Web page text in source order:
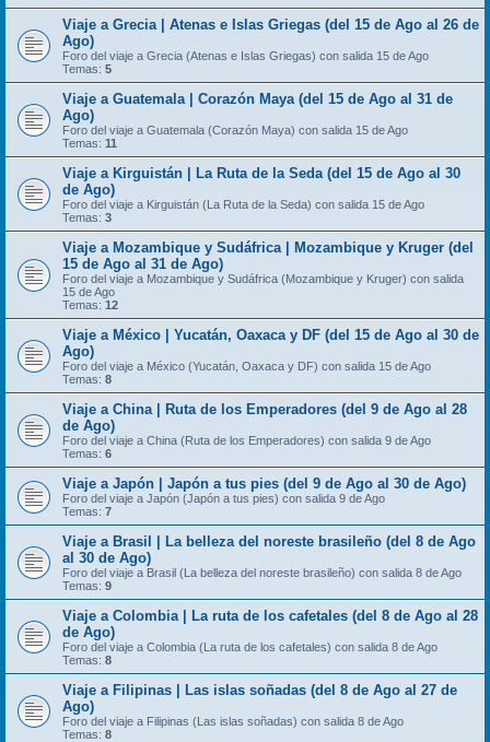
Viaje a Grecia | Atenas e Islas Griegas (del 15 de Ago al 26 de
Ago)
Foro del viaje a Grecia (Atenas e Islas Griegas) con salida 15 de Ago
Temas: 5
Viaje a Guatemala | Corazón Maya (del 15 de Ago al 31 de
Ago)
Foro del viaje a Guatemala (Corazón Maya) con salida 15 de Ago
Temas: 11
Viaje a Kirguistán | La Ruta de la Seda (del 15 de Ago al 30
de Ago)
Foro del viaje a Kirguistán (La Ruta de la Seda) con salida 15 de Ago
Temas: 3
Viaje a Mozambique y Sudáfrica | Mozambique y Kruger (del
15 de Ago al 31 de Ago)
Foro del viaje a Mozambique y Sudáfrica (Mozambique y Kruger) con salida
15 de Ago
Temas: 12
Viaje a México | Yucatán, Oaxaca y DF (del 15 de Ago al 30 de
Ago)
Foro del viaje a México (Yucatán, Oaxaca y DF) con salida 15 de Ago
Temas: 8
Viaje a China | Ruta de los Emperadores (del 9 de Ago al 28
de Ago)
Foro del viaje a China (Ruta de los Emperadores) con salida 9 de Ago
Temas: 6
Viaje a Japón | Japón a tus pies (del 9 de Ago al 30 de Ago)
Foro del viaje a Japón (Japón a tus pies) con salida 9 de Ago
Temas: 7
Viaje a Brasil | La belleza del noreste brasileño (del 8 de Ago
al 30 de Ago)
Foro del viaje a Brasil (La belleza del noreste brasileño) con salida 8 de Ago
Temas: 9
Viaje a Colombia | La ruta de los cafetales (del 8 de Ago al 28
de Ago)
Foro del viaje a Colombia (La ruta de los cafetales) con salida 8 de Ago
Temas: 8
Viaje a Filipinas | Las islas soñadas (del 8 de Ago al 27 de
Ago)
Foro del viaje a Filipinas (Las islas soñadas) con salida 8 de Ago
Temas: 8